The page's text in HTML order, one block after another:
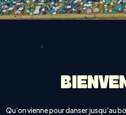
Qu’on vienne pour danser jusqu’au